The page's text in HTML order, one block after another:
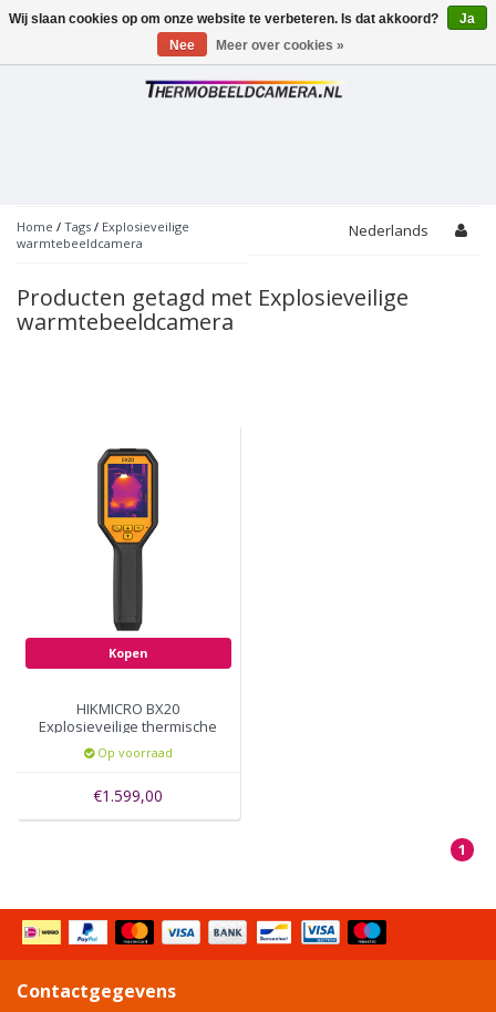
Toggle
Home / Tags / Explosieveilige
warmtebeeldcamera
Nederlands
Producten getagd met Explosieveilige
warmtebeeldcamera
Kopen
HIKMICRO BX20
Explosieveilige thermische
Op voorraad
€1.599,00
1
Contactgegevens
Wij slaan cookies op om onze website te verbeteren. Is dat akkoord?
Ja
Nee
Meer over cookies »